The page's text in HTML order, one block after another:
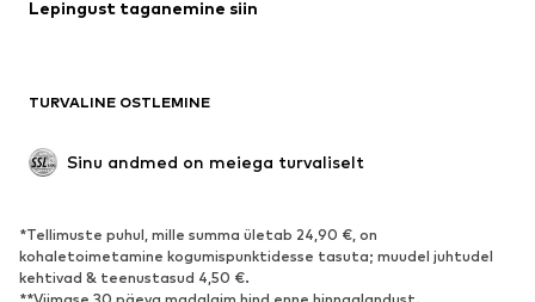
Mantlid
Sündmused
Eksklusiivne
JALANÕUD
Uus
Lepingust taganemine siin
TURVALINE OSTLEMINE
Sinu andmed on meiega turvaliselt
*Tellimuste puhul, mille summa ületab 24,90 €, on
kohaletoimetamine kogumispunktidesse tasuta; muudel juhtudel
kehtivad & teenustasud 4,50 €.